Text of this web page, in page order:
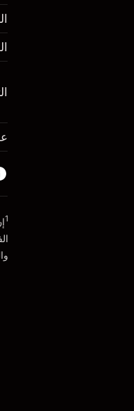
1